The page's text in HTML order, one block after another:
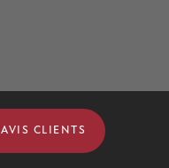
AVIS CLIENTS